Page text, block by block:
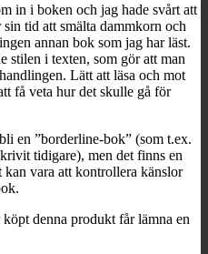
in i boken och jag hade svårt att
tid att smälta dammkorn och
annan bok som jag har läst.
stilen i texten, som gör att man
Lätt att läsa och mot
få veta hur det skulle gå för
en ”borderline-bok” (som t.ex.
tidigare), men det finns en
vara att kontrollera känslor
denna produkt får lämna en